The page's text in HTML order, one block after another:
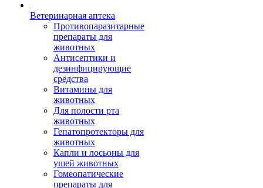
Ветеринарная аптека
Противопаразитарные
препараты для
животных
Антисептики и
дезинфицирующие
средства
Витамины для
животных
Для полости рта
животных
Гепатопротекторы для
животных
Капли и лосьоны для
ушей животных
Гомеопатические
препараты для